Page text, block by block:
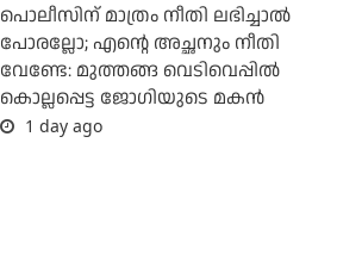
പൊലീസിന് മാത്രം നീതി ലഭിച്ചാല്‍
പോരല്ലോ; എന്റെ അച്ഛനും നീതി
വേണ്ടേ: മുത്തങ്ങ വെടിവെപ്പില്‍
കൊല്ലപ്പെട്ട ജോഗിയുടെ മകന്‍
1 day ago